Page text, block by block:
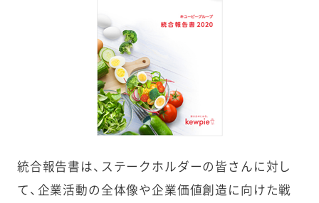
統合報告書は、ステークホルダーの皆さんに対し
て、企業活動の全体像や企業価値創造に向けた戦